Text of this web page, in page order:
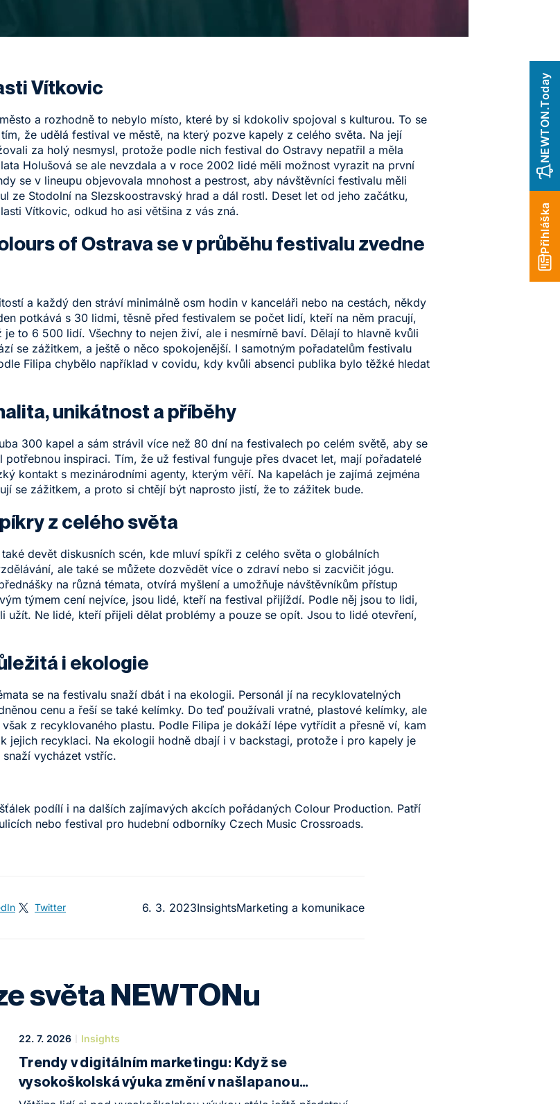
Přihláška
NEWTON.Today
Vítkovic
a rozhodně to nebylo místo, které by si kdokoliv spojoval s kulturou. To se
že udělá festival ve městě, na který pozve kapely z celého světa. Na její
za holý nesmysl, protože podle nich festival do Ostravy nepatřil a měla
Holušová se ale nevzdala a v roce 2002 lidé měli možnost vyrazit na první
se v lineupu objevovala mnohost a pestrost, aby návštěvníci festivalu měli
ze Stodolní na Slezskoostravský hrad a dál rostl. Deset let od jeho začátku,
Vítkovic, odkud ho asi většina z vás zná.
of Ostrava se v průběhu festivalu zvedne
a každý den stráví minimálně osm hodin v kanceláři nebo na cestách, někdy
potkává s 30 lidmi, těsně před festivalem se počet lidí, kteří na něm pracují,
to 6 500 lidí. Všechny to nejen živí, ale i nesmírně baví. Dělají to hlavně kvůli
se zážitkem, a ještě o něco spokojenější. I samotným pořadatelům festivalu
Filipa chybělo například v covidu, kdy kvůli absenci publika bylo těžké hledat
unikátnost a příběhy
300 kapel a sám strávil více než 80 dní na festivalech po celém světě, aby se
inspiraci. Tím, že už festival funguje přes dvacet let, mají pořadatelé
kontakt s mezinárodními agenty, kterým věří. Na kapelách je zajímá zejména
se zážitkem, a proto si chtějí být naprosto jistí, že to zážitek bude.
z celého světa
devět diskusních scén, kde mluví spíkři z celého světa o globálních
ale také se můžete dozvědět více o zdraví nebo si zacvičit jógu.
na různá témata, otvírá myšlení a umožňuje návštěvníkům přístup
týmem cení nejvíce, jsou lidé, kteří na festival přijíždí. Podle něj jsou to lidi,
užít. Ne lidé, kteří přijeli dělat problémy a pouze se opít. Jsou to lidé otevření,
i ekologie
se na festivalu snaží dbát i na ekologii. Personál jí na recyklovatelných
cenu a řeší se také kelímky. Do teď používali vratné, plastové kelímky, ale
z recyklovaného plastu. Podle Filipa je dokáží lépe vytřídit a přesně ví, kam
jejich recyklaci. Na ekologii hodně dbají i v backstagi, protože i pro kapely je
vycházet vstříc.
podílí i na dalších zajímavých akcích pořádaných Colour Production. Patří
nebo festival pro hudební odborníky Czech Music Crossroads.
Twitter 6. 3. 2023InsightsMarketing a komunikace
světa NEWTONu
22. 7. 2026 Insights
Trendy v digitálním marketingu: Když se
vysokoškolská výuka změní v našlapanou